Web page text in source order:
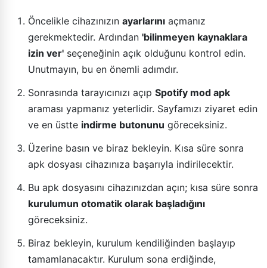
Öncelikle cihazınızın ayarlarını açmanız
gerekmektedir. Ardından 'bilinmeyen kaynaklara
izin ver' seçeneğinin açık olduğunu kontrol edin.
Unutmayın, bu en önemli adımdır.
Sonrasında tarayıcınızı açıp Spotify mod apk
araması yapmanız yeterlidir. Sayfamızı ziyaret edin
ve en üstte indirme butonunu göreceksiniz.
Üzerine basın ve biraz bekleyin. Kısa süre sonra
apk dosyası cihazınıza başarıyla indirilecektir.
Bu apk dosyasını cihazınızdan açın; kısa süre sonra
kurulumun otomatik olarak başladığını
göreceksiniz.
Biraz bekleyin, kurulum kendiliğinden başlayıp
tamamlanacaktır. Kurulum sona erdiğinde,